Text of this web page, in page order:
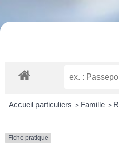
Accueil particuliers > Famille >
Fiche pratique